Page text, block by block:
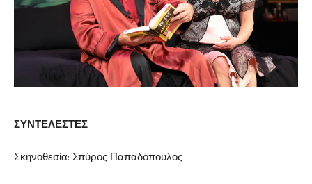
ΣΥΝΤΕΛΕΣΤΕΣ
Σκηνοθεσία: Σπύρος Παπαδόπουλος